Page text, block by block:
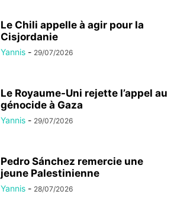
Le Chili appelle à agir pour la
Cisjordanie
Yannis - 29/07/2026
Le Royaume-Uni rejette l’appel au
génocide à Gaza
Yannis - 29/07/2026
Pedro Sánchez remercie une
jeune Palestinienne
Yannis - 28/07/2026